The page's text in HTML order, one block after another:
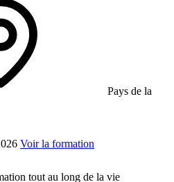
Pays de la
Voir la formation
tout au long de la vie